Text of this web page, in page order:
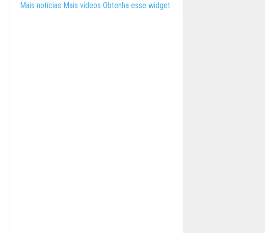
Mais notícias Mais vídeos Obtenha esse widget